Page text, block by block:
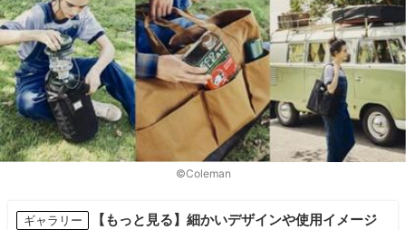
©Coleman
ギャラリー
【もっと見る】細かいデザインや使用イメージ